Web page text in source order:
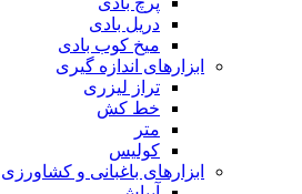
دریل بادی
میخ کوب بادی
ابزارهای اندازه گیری
تراز لیزری
خط کش
متر
کولیس
ابزارهای باغبانی و کشاورزی